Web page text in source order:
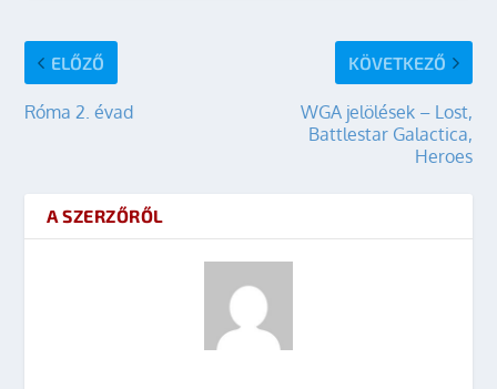
ELŐZŐ
Róma 2. évad
KÖVETKEZŐ
WGA jelölések – Lost,
Battlestar Galactica,
Heroes
A SZERZŐRŐL